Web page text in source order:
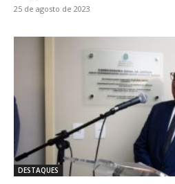
25 de agosto de 2023
DESTAQUES